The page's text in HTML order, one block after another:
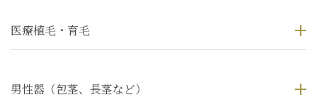
医療植毛・育毛
男性器（包茎、長茎など）